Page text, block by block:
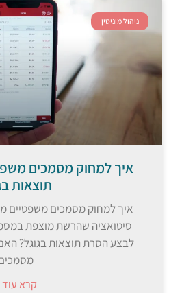
ניהול מוניטין
איך למחוק מסמכים
תוצאות
איך למחוק מסמכים משפטיים
סיטואציה שהרשת מוצפת
לבצע הסרת תוצאות בגוגל?
קרא עוד